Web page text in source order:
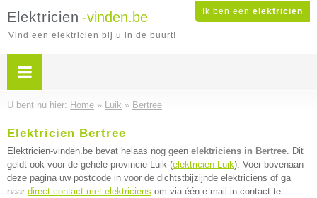
Ik ben een elektricien
Elektricien -vinden.be
Vind een elektricien bij u in de buurt!
U bent nu hier: Home » Luik » Bertree
Elektricien Bertree
Elektricien-vinden.be bevat helaas nog geen elektriciens in Bertree. Dit
geldt ook voor de gehele provincie Luik (elektricien Luik). Voer bovenaan
deze pagina uw postcode in voor de dichtstbijzijnde elektriciens of ga
naar direct contact met elektriciens om via één e-mail in contact te